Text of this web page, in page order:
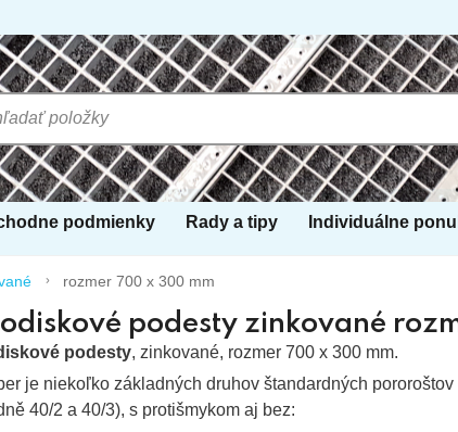
podmienky Rady a tipy Individuálne
rozmer 700 x 300 mm
podesty zinkované
podesty, zinkované, rozmer 700 x 300 mm.
je niekoľko základných druhov štandardných
40/2 a 40/3), s protišmykom aj bez: